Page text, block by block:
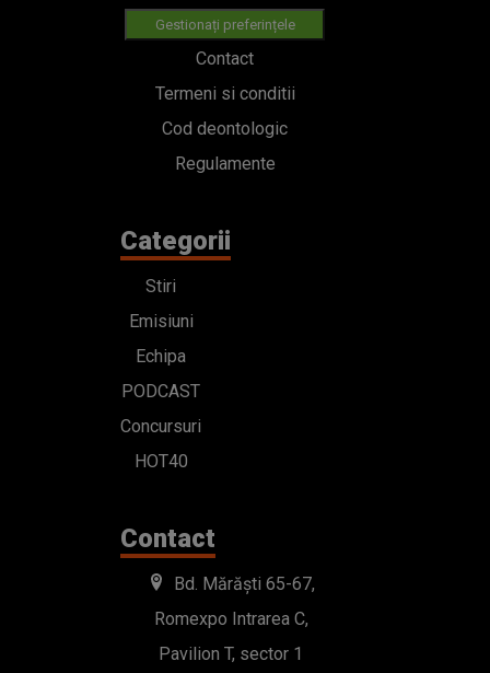
Gestionați preferințele
Contact
Termeni si conditii
Cod deontologic
Regulamente
Categorii
Stiri
Emisiuni
Echipa
PODCAST
Concursuri
HOT40
Contact
Bd. Mărăști 65-67,
Romexpo Intrarea C,
Pavilion T, sector 1